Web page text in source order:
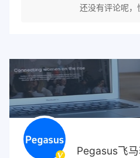
还没有评论呢，
Pegasus飞